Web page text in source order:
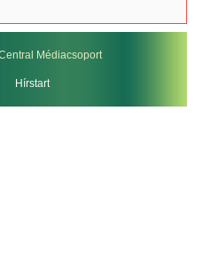
Médiacsoport
Hírstart